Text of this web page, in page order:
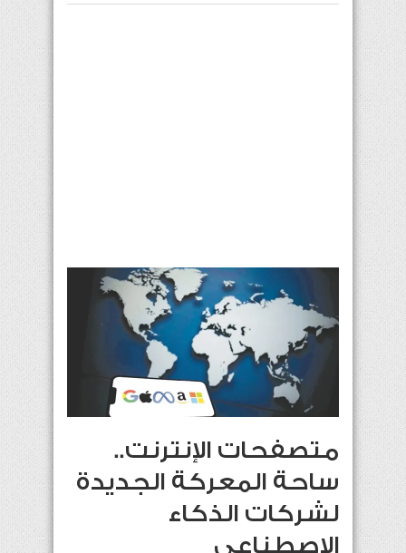
متصفحات الإنترنت..
ساحة المعركة الجديدة
لشركات الذكاء
الاصطناعي